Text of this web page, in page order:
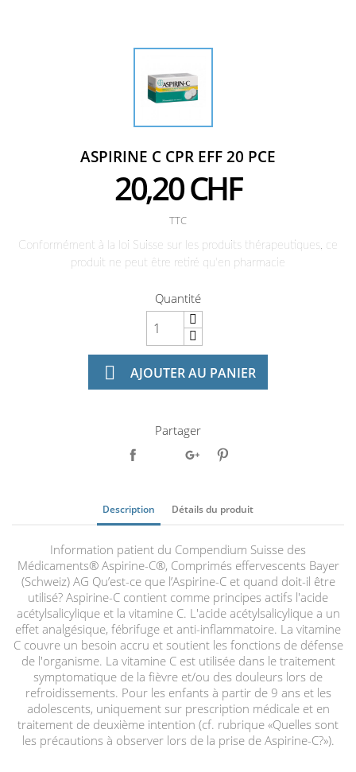
ASPIRINE C CPR EFF 20 PCE
20,20 CHF
TTC
Conformément à la loi Suisse sur les produits thérapeutiques, ce
produit ne peut être retiré qu'en pharmacie
Quantité
 AJOUTER AU PANIER
Partager
Description Détails du produit
Information patient du Compendium Suisse des
Médicaments® Aspirine-C®, Comprimés effervescents Bayer
(Schweiz) AG Qu’est-ce que l’Aspirine-C et quand doit-il être
utilisé? Aspirine-C contient comme principes actifs l'acide
acétylsalicylique et la vitamine C. L'acide acétylsalicylique a un
effet analgésique, fébrifuge et anti-inflammatoire. La vitamine
C couvre un besoin accru et soutient les fonctions de défense
de l'organisme. La vitamine C est utilisée dans le traitement
symptomatique de la fièvre et/ou des douleurs lors de
refroidissements. Pour les enfants à partir de 9 ans et les
adolescents, uniquement sur prescription médicale et en
traitement de deuxième intention (cf. rubrique «Quelles sont
les précautions à observer lors de la prise de Aspirine-C?»).